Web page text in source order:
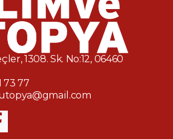
1308. Sk. No:12, 06460
73 77